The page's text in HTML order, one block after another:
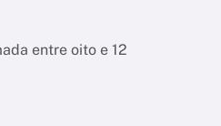
entre oito e 12